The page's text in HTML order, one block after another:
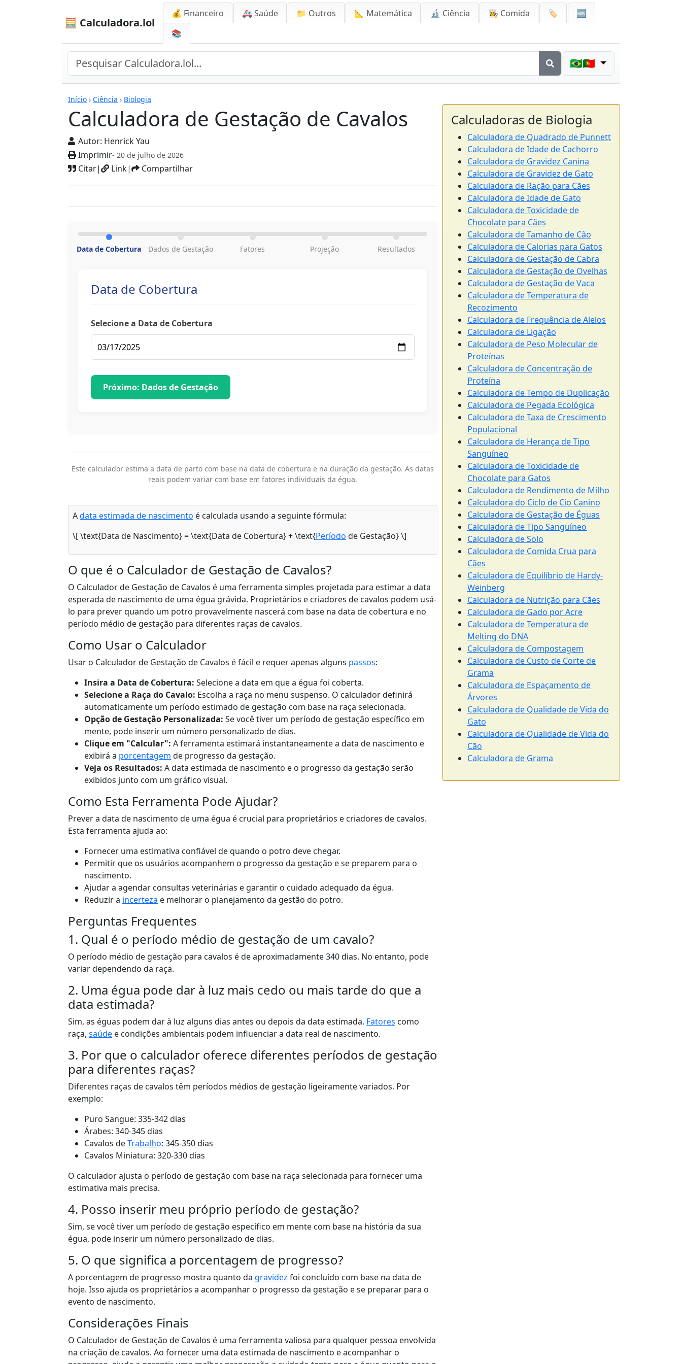
🧮 Calculadora.lol
💰 Financeiro 🚑 Saúde 📁 Outros 📐 Matemática 🔬 Ciência 👩‍🍳 Comida 🏷️
🆕
📚
🇧🇷🇵🇹
Início › Ciência › Biologia
Calculadora de Gestação de Cavalos
Autor: Henrick Yau
Imprimir- 20 de julho de 2026
Citar| Link| Compartilhar
Calculadoras
Data de Cobertura Dados de Gestação Fatores Projeção Resultados
Data de Cobertura
Selecione a Data de Cobertura
Próximo: Dados de Gestação
Este calculador estima a data de parto com base na data de cobertura e na duração da gestação. As datas
reais podem variar com base em fatores individuais da égua.
Adata estimada de nascimento é calculada usando a seguinte fórmula:
\[ \text{Data de Nascimento} = \text{Data de Cobertura} + \text{Período de Gestação} \]
O que é o Calculador de Gestação de Cavalos?
O Calculador de Gestação de Cavalos é uma ferramenta simples projetada para estimar a data
esperada de nascimento de uma égua grávida. Proprietários e criadores de cavalos podem usá-
lo para prever quando um potro provavelmente nascerá com base na data de cobertura e no
período médio de gestação para diferentes raças de cavalos.
Como Usar o Calculador
Usar o Calculador de Gestação de Cavalos é fácil e requer apenas alguns passos:
Insira a Data de Cobertura: Selecione a data em que a égua foi coberta.
Selecione a Raça do Cavalo: Escolha a raça no menu suspenso. O calculador definirá
automaticamente um período estimado de gestação com base na raça selecionada.
Opção de Gestação Personalizada: Se você tiver um período de gestação específico em
mente, pode inserir um número personalizado de dias.
Clique em "Calcular": A ferramenta estimará instantaneamente a data de nascimento e
exibirá a porcentagem de progresso da gestação.
Veja os Resultados: A data estimada de nascimento e o progresso da gestação serão
exibidos junto com um gráfico visual.
Como Esta Ferramenta Pode Ajudar?
Prever a data de nascimento de uma égua é crucial para proprietários e criadores de cavalos.
Esta ferramenta ajuda ao:
Fornecer uma estimativa confiável de quando o potro deve chegar.
Permitir que os usuários acompanhem o progresso da gestação e se preparem para o
nascimento.
Ajudar a agendar consultas veterinárias e garantir o cuidado adequado da égua.
Reduzir a incerteza e melhorar o planejamento da gestão do potro.
Perguntas Frequentes
1. Qual é o período médio de gestação de um cavalo?
O período médio de gestação para cavalos é de aproximadamente 340 dias. No entanto, pode
variar dependendo da raça.
2. Uma égua pode dar à luz mais cedo ou mais tarde do que a
data estimada?
Sim, as éguas podem dar à luz alguns dias antes ou depois da data estimada. Fatores como
raça, saúde e condições ambientais podem influenciar a data real de nascimento.
3. Por que o calculador oferece diferentes períodos de gestação
para diferentes raças?
Diferentes raças de cavalos têm períodos médios de gestação ligeiramente variados. Por
exemplo:
Puro Sangue: 335-342 dias
Árabes: 340-345 dias
Cavalos deTrabalho: 345-350 dias
Cavalos Miniatura: 320-330 dias
O calculador ajusta o período de gestação com base na raça selecionada para fornecer uma
estimativa mais precisa.
4. Posso inserir meu próprio período de gestação?
Sim, se você tiver um período de gestação específico em mente com base na história da sua
égua, pode inserir um número personalizado de dias.
5. O que significa a porcentagem de progresso?
A porcentagem de progresso mostra quanto da gravidez foi concluído com base na data de
hoje. Isso ajuda os proprietários a acompanhar o progresso da gestação e se preparar para o
evento de nascimento.
Considerações Finais
O Calculador de Gestação de Cavalos é uma ferramenta valiosa para qualquer pessoa envolvida
na criação de cavalos. Ao fornecer uma data estimada de nascimento e acompanhar o
Calculadoras de Biologia
Calculadora de Quadrado de Punnett
Calculadora de Idade de Cachorro
Calculadora de Gravidez Canina
Calculadora de Gravidez de Gato
Calculadora de Ração para Cães
Calculadora de Idade de Gato
Calculadora de Toxicidade de
Chocolate para Cães
Calculadora de Tamanho de Cão
Calculadora de Calorias para Gatos
Calculadora de Gestação de Cabra
Calculadora de Gestação de Ovelhas
Calculadora de Gestação de Vaca
Calculadora de Temperatura de
Recozimento
Calculadora de Frequência de Alelos
Calculadora de Ligação
Calculadora de Peso Molecular de
Proteínas
Calculadora de Concentração de
Proteína
Calculadora de Tempo de Duplicação
Calculadora de Pegada Ecológica
Calculadora de Taxa de Crescimento
Populacional
Calculadora de Herança de Tipo
Sanguíneo
Calculadora de Toxicidade de
Chocolate para Gatos
Calculadora de Rendimento de Milho
Calculadora do Ciclo de Cio Canino
Calculadora de Gestação de Éguas
Calculadora de Tipo Sanguíneo
Calculadora de Solo
Calculadora de Comida Crua para
Cães
Calculadora de Equilíbrio de Hardy-
Weinberg
Calculadora de Nutrição para Cães
Calculadora de Gado por Acre
Calculadora de Temperatura de
Melting do DNA
Calculadora de Compostagem
Calculadora de Custo de Corte de
Grama
Calculadora de Espaçamento de
Árvores
Calculadora de Qualidade de Vida do
Gato
Calculadora de Qualidade de Vida do
Cão
Calculadora de Grama